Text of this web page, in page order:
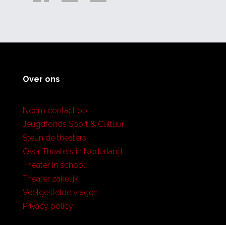
Over ons
Neem contact op
Jeugdfonds Sport & Cultuur
Steun de theaters
Over Theaters in Nederland
Theater in school
Theater zakelijk
Veelgestelde vragen
Privacy policy